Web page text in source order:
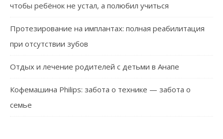
чтобы ребёнок не устал, а полюбил учиться
Протезирование на имплантах: полная реабилитация
при отсутствии зубов
Отдых и лечение родителей с детьми в Анапе
Кофемашина Philips: забота о технике — забота о
семье